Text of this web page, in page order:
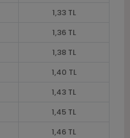
1,33 TL
1,36 TL
1,38 TL
1,40 TL
1,43 TL
1,45 TL
1,46 TL